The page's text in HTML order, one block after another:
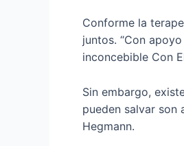
Conforme la
juntos. “Con
inconcebible Con
Sin embargo,
pueden salvar son
Hegmann.